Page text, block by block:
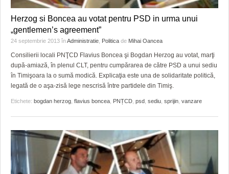
Herzog si Boncea au votat pentru PSD in urma unui
„gentlemen’s agreement”
24 septembrie 2013 înAdministratie Politica de Mihai Oancea
Consilierii locali PNŢCD Flavius Boncea şi Bogdan Herzog au votat, marţi
după-amiază, în plenul CLT, pentru cumpărarea de către PSD a unui sediu
în Timişoara la o sumă modică. Explicaţia este una de solidaritate politică,
legată de o aşa-zisă lege nescrisă între partidele din Timiş.
Etichete: bogdan herzog flavius boncea PNȚCD psd sediu sprijin vanzare